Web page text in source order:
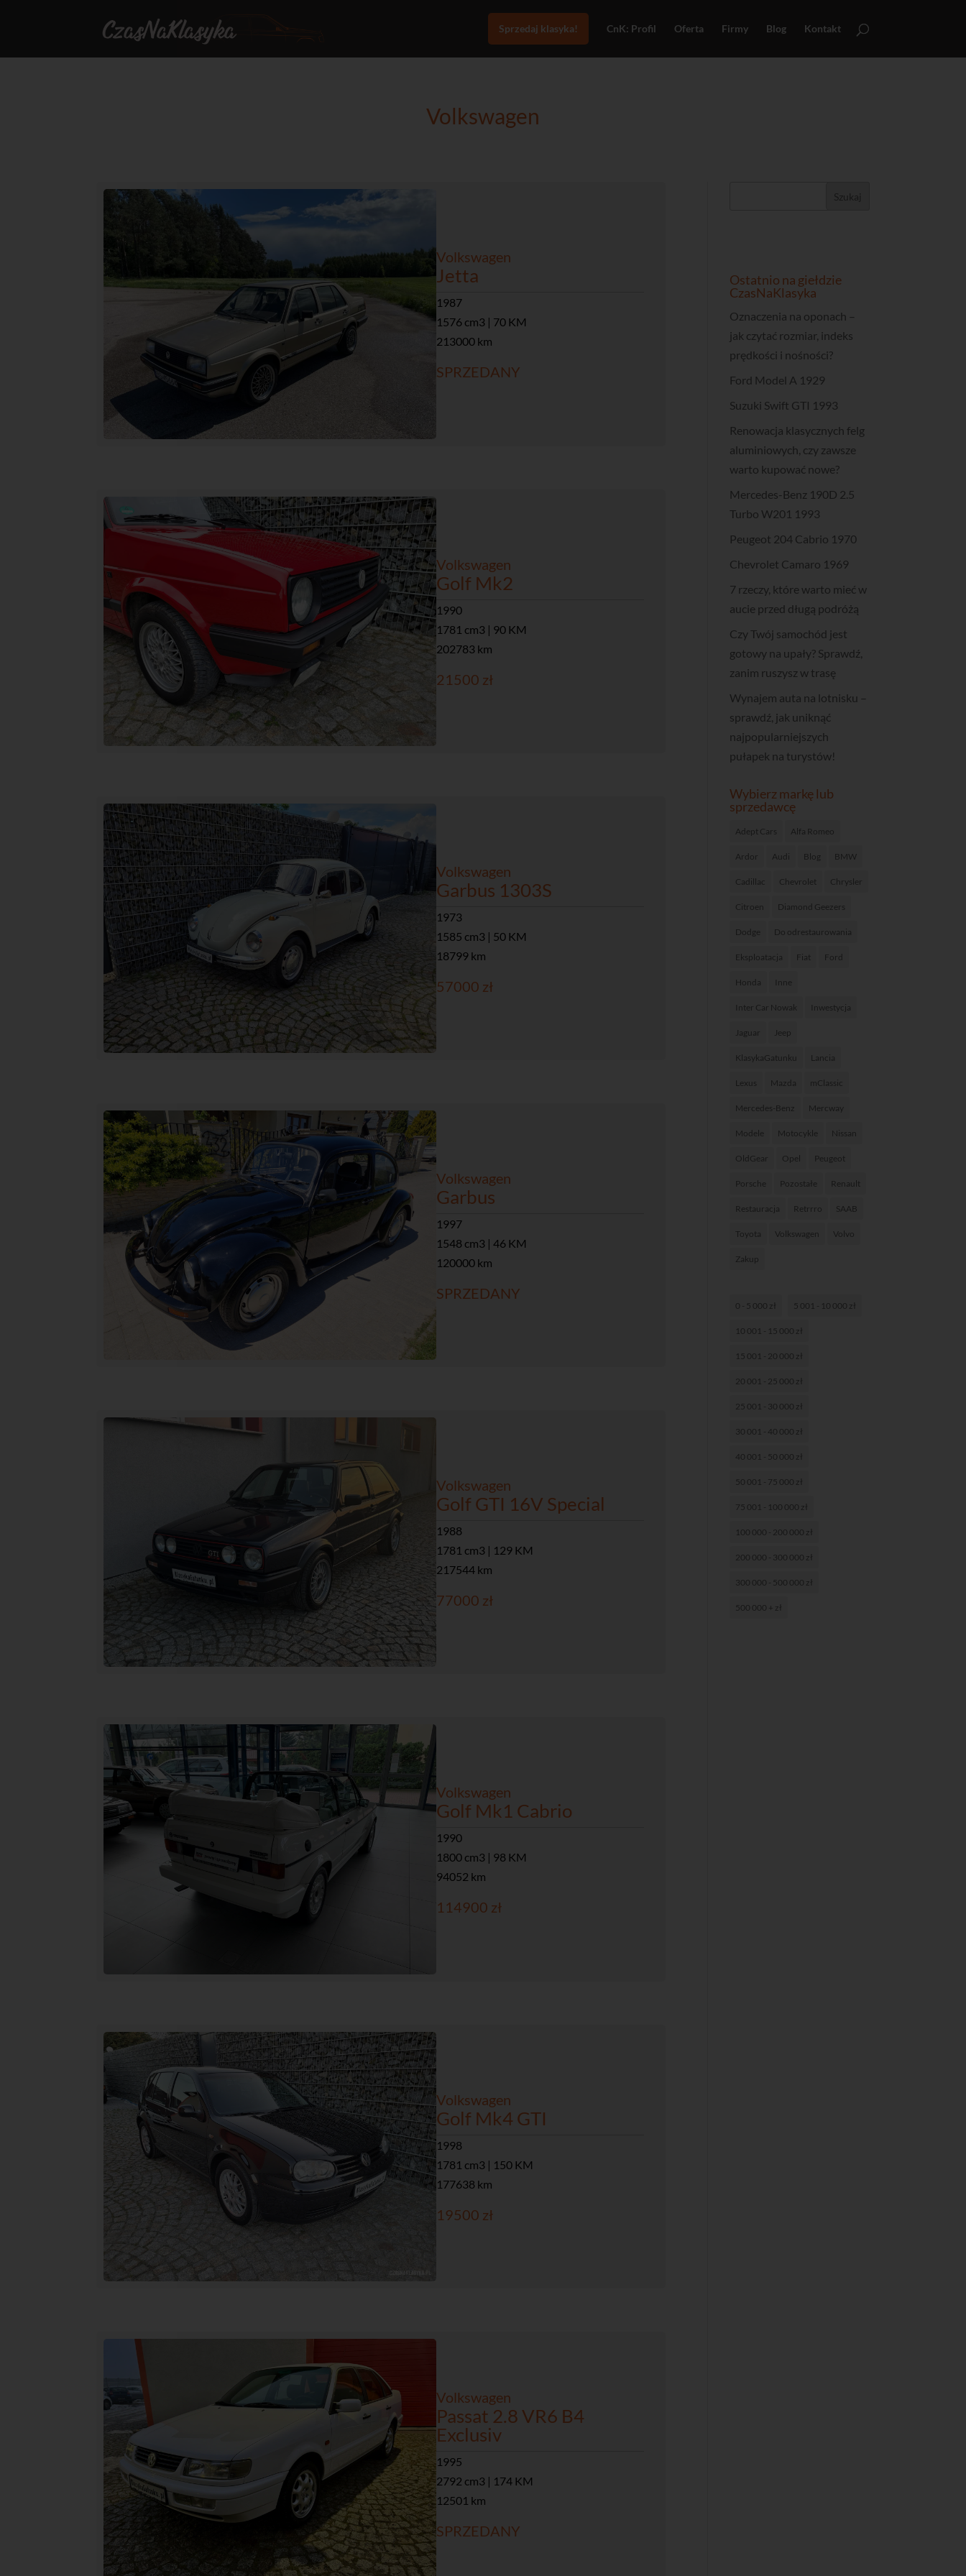
Sprzedaj klasyka! CnK: Profil Oferta Firmy Blog Kontakt
Volkswagen
Volkswagen
Jetta
1987
1576 cm3 | 70 KM
213000 km
SPRZEDANY
Volkswagen
Golf Mk2
1990
1781 cm3 | 90 KM
202783 km
21500 zł
Volkswagen
Garbus 1303S
1973
1585 cm3 | 50 KM
18799 km
57000 zł
Volkswagen
Garbus
1997
1548 cm3 | 46 KM
120000 km
SPRZEDANY
Volkswagen
Golf GTI 16V Special
1988
1781 cm3 | 129 KM
217544 km
77000 zł
Volkswagen
Golf Mk1 Cabrio
1990
1800 cm3 | 98 KM
94052 km
114900 zł
Volkswagen
Golf Mk4 GTI
1998
1781 cm3 | 150 KM
177638 km
19500 zł
Volkswagen
Passat 2.8 VR6 B4
Exclusiv
1995
2792 cm3 | 174 KM
12501 km
SPRZEDANY
Ostatnio na giełdzie
CzasNaKlasyka
Oznaczenia na oponach –
jak czytać rozmiar, indeks
prędkości i nośności?
Ford Model A 1929
Suzuki Swift GTI 1993
Renowacja klasycznych felg
aluminiowych, czy zawsze
warto kupować nowe?
Mercedes-Benz 190D 2.5
Turbo W201 1993
Peugeot 204 Cabrio 1970
Chevrolet Camaro 1969
7 rzeczy, które warto mieć w
aucie przed długą podróżą
Czy Twój samochód jest
gotowy na upały? Sprawdź,
zanim ruszysz w trasę
Wynajem auta na lotnisku –
sprawdź, jak uniknąć
najpopularniejszych
pułapek na turystów!
Wybierz markę lub
sprzedawcę
Adept Cars Alfa Romeo
Ardor Audi Blog BMW
Cadillac Chevrolet Chrysler
Citroen Diamond Geezers
Dodge Do odrestaurowania
Eksploatacja Fiat Ford
Honda Inne
Inter Car Nowak Inwestycja
Jaguar Jeep
KlasykaGatunku Lancia
Lexus Mazda mClassic
Mercedes-Benz Mercway
Modele Motocykle Nissan
OldGear Opel Peugeot
Porsche Pozostałe Renault
Restauracja Retrrro SAAB
Toyota Volkswagen Volvo
Zakup
0 - 5 000 zł 5 001 - 10 000 zł
10 001 - 15 000 zł
15 001 - 20 000 zł
20 001 - 25 000 zł
25 001 - 30 000 zł
30 001 - 40 000 zł
40 001 - 50 000 zł
50 001 - 75 000 zł
75 001 - 100 000 zł
100 000 - 200 000 zł
200 000 - 300 000 zł
300 000 - 500 000 zł
500 000 + zł